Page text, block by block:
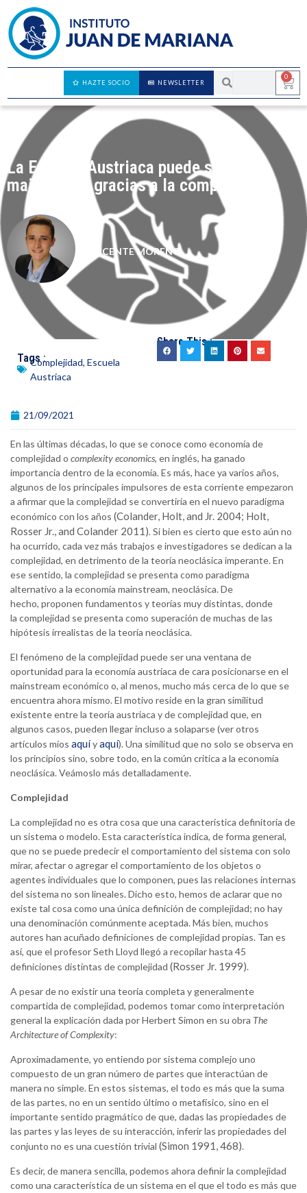
0
NEWSLETTER
HAZTE SOCIO
La Escuela Austriaca puede ser
mainstream gracias a la complejidad
VICENTE MORENO
Tags :
Complejidad, Escuela
Austriaca
Share This :
21/09/2021
En las últimas décadas, lo que se conoce como economía de
complejidad o complexity economics, en inglés, ha ganado
importancia dentro de la economía. Es más, hace ya varios años,
algunos de los principales impulsores de esta corriente empezaron
a afirmar que la complejidad se convertiría en el nuevo paradigma
económico con los años (Colander, Holt, and Jr. 2004; Holt,
Rosser Jr., and Colander 2011). Si bien es cierto que esto aún no
ha ocurrido, cada vez más trabajos e investigadores se dedican a la
complejidad, en detrimento de la teoría neoclásica imperante. En
ese sentido, la complejidad se presenta como paradigma
alternativo a la economía mainstream, neoclásica. De
hecho, proponen fundamentos y teorías muy distintas, donde
la complejidad se presenta como superación de muchas de las
hipótesis irrealistas de la teoría neoclásica.
El fenómeno de la complejidad puede ser una ventana de
oportunidad para la economía austriaca de cara posicionarse en el
mainstream económico o, al menos, mucho más cerca de lo que se
encuentra ahora mismo. El motivo reside en la gran similitud
existente entre la teoría austriaca y de complejidad que, en
algunos casos, pueden llegar incluso a solaparse (ver otros
artículos míos aquíyaquí). Una similitud que no solo se observa en
los principios sino, sobre todo, en la común critica a la economía
neoclásica. Veámoslo más detalladamente.
Complejidad
La complejidad no es otra cosa que una característica definitoria de
un sistema o modelo. Esta característica indica, de forma general,
que no se puede predecir el comportamiento del sistema con solo
mirar, afectar o agregar el comportamiento de los objetos o
agentes individuales que lo componen, pues las relaciones internas
del sistema no son lineales. Dicho esto, hemos de aclarar que no
existe tal cosa como una única definición de complejidad; no hay
una denominación comúnmente aceptada. Más bien, muchos
autores han acuñado definiciones de complejidad propias. Tan es
así, que el profesor Seth Lloyd llegó a recopilar hasta 45
definiciones distintas de complejidad (Rosser Jr. 1999).
A pesar de no existir una teoría completa y generalmente
compartida de complejidad, podemos tomar como interpretación
general la explicación dada por Herbert Simon en su obra The
Architecture of Complexity:
Aproximadamente, yo entiendo por sistema complejo uno
compuesto de un gran número de partes que interactúan de
manera no simple. En estos sistemas, el todo es más que la suma
de las partes, no en un sentido último o metafísico, sino en el
importante sentido pragmático de que, dadas las propiedades de
las partes y las leyes de su interacción, inferir las propiedades del
conjunto no es una cuestión trivial (Simon 1991, 468).
Es decir, de manera sencilla, podemos ahora definir la complejidad
como una característica de un sistema en el que el todo es más que